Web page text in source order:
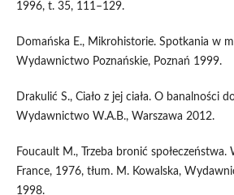
1996, t. 35, 111–129.
Domańska E., Mikrohistorie. Spotkania w
Wydawnictwo Poznańskie, Poznań 1999.
Drakulić S., Ciało z jej ciała. O banalności
Wydawnictwo W.A.B., Warszawa 2012.
Foucault M., Trzeba bronić społeczeństwa.
France, 1976, tłum. M. Kowalska,
1998.